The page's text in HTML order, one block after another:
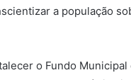
a população
o Fundo